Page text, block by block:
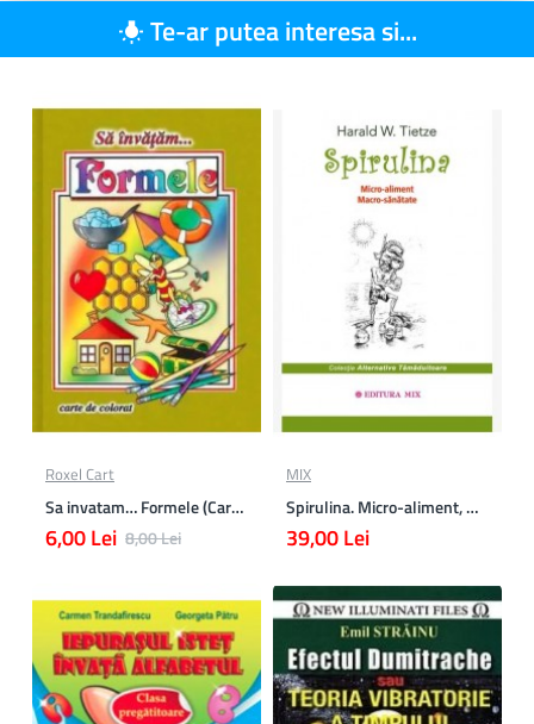
Te-ar putea interesa si...
Roxel Cart
Sa invatam… Formele (Carte de colorat format A4)
6,00 Lei 8,00 Lei
MIX
Spirulina. Micro-aliment, macro-sănătate
39,00 Lei